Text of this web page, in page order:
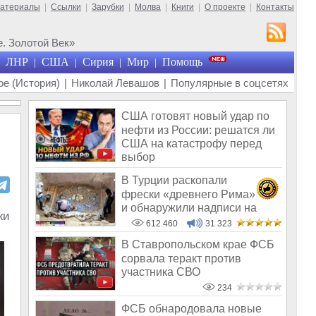
Ссылки Зарубки Молва Книги О проекте Контакты
Золотой Век»
ЛНР | США | Сирия | Мир | Помощь
(История) | Николай Левашов | Популярные в соцсетях
США готовят новый удар по
нефти из России: решатся ли
США на катастрофу перед
выбор
В Турции раскопали
фрески «древнего Рима»
и обнаружили надписи на
Русском!
612 460 31 323
В Ставропольском крае ФСБ
сорвала теракт против
участника СВО
234
ФСБ обнародовала новые